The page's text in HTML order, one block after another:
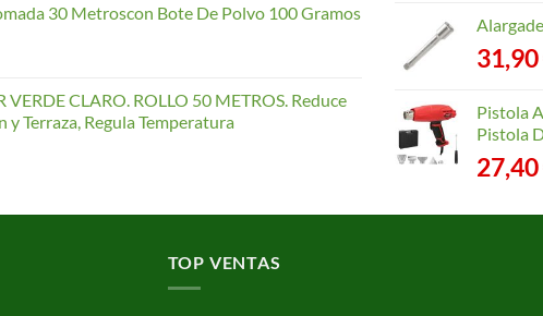
30 Metroscon Bote De Polvo 100 Gramos
CLARO. ROLLO 50 METROS. Reduce
Terraza, Regula Temperatura
31,90
Pistola
Pistola
27,40
TOP VENTAS